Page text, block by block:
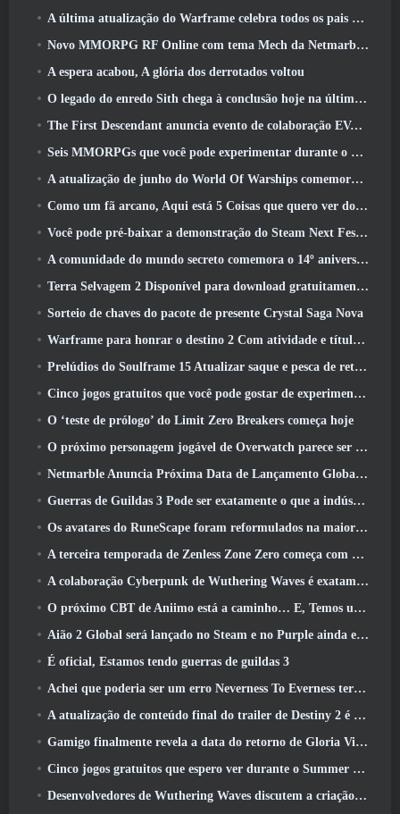
A última atualização do Warframe celebra todos os pais do espaço
Novo MMORPG RF Online com tema Mech da Netmarble será lançado globalmente
A espera acabou, A glória dos derrotados voltou
O legado do enredo Sith chega à conclusão hoje na última atualização do SWTOR
The First Descendant anuncia evento de colaboração EVANGELION
Seis MMORPGs que você pode experimentar durante o Steam Next Fest
A atualização de junho do World Of Warships comemora o Dia da Independência dos EUA com uma nova campanha narrativa
Como um fã arcano, Aqui está 5 Coisas que quero ver do MMO Riot
Você pode pré-baixar a demonstração do Steam Next Fest de Embers Of The Uncrowned Tomorrow
A comunidade do mundo secreto comemora o 14º aniversário com um mistério que eles devem resolver juntos
Terra Selvagem 2 Disponível para download gratuitamente (E manter) Por tempo limitado
Sorteio de chaves do pacote de presente Crystal Saga Nova
Warframe para honrar o destino 2 Com atividade e título especiais no jogo
Prelúdios do Soulframe 15 Atualizar saque e pesca de retrabalhos
Cinco jogos gratuitos que você pode gostar de experimentar durante o Bullet Fest
O ‘teste de prólogo’ do Limit Zero Breakers começa hoje
O próximo personagem jogável de Overwatch parece ser um chefe do crime ciborgue sobrecarregado
Netmarble Anuncia Próxima Data de Lançamento Global RF Online
Guerras de Guildas 3 Pode ser exatamente o que a indústria de MMO precisa agora
Os avatares do RuneScape foram reformulados na maior atualização visual do jogo nos últimos dez anos
A terceira temporada de Zenless Zone Zero começa com uma viagem para uma ilha Bangboo no céu, E para a plataforma Steam
A colaboração Cyberpunk de Wuthering Waves é exatamente o que eu quero dos meus eventos de crossover de videogame
O próximo CBT de Aniimo está a caminho… E, Temos uma janela oficial de lançamento
Aião 2 Global será lançado no Steam e no Purple ainda este ano
É oficial, Estamos tendo guerras de guildas 3
Achei que poderia ser um erro Neverness To Everness ter o evento Porsche Collab Gacha tão cedo, Mas eu estava errado
A atualização de conteúdo final do trailer de Destiny 2 é um grito de guerra
Gamigo finalmente revela a data do retorno de Gloria Victis, Será que sobreviverá na segunda vez?
Cinco jogos gratuitos que espero ver durante o Summer Game Fest
Desenvolvedores de Wuthering Waves discutem a criação da sequência de batalha Lahai-Roi Mech